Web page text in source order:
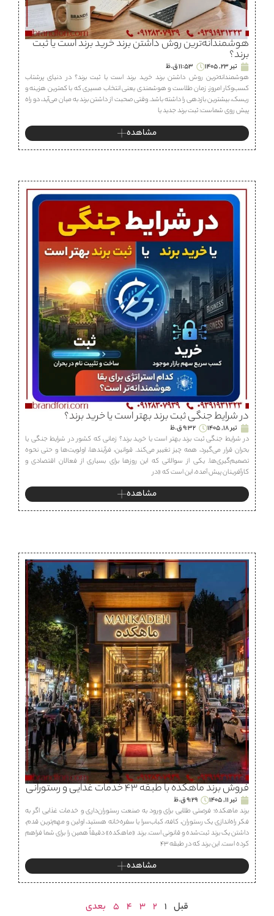
هوشمندانه‌ترین روش داشتن برند خرید برند است یا ثبت
برند؟
تیر 23, 1405
11:53 ق.ظ
هوشمندانه‌ترین روش داشتن برند خرید برند است یا ثبت برند؟ در دنیای پرشتاب
کسب‌وکار امروز، زمان طلاست و هوشمندی یعنی انتخاب مسیری که با کمترین هزینه و
ریسک، بیشترین بازدهی را داشته باشد. وقتی صحبت از داشتن برند به میان می‌آید، دو راه
پیش روی شماست: ثبت برند جدید یا
مشاهده
در شرایط جنگی ثبت برند بهتر است یا خرید برند؟
تیر 18, 1405
9:32 ق.ظ
در شرایط جنگی ثبت برند بهتر است یا خرید برند؟ زمانی که کشور در شرایط جنگی یا
بحران قرار می‌گیرد، همه چیز تغییر می‌کند. قوانین، فرآیندها، اولویت‌ها و حتی نحوه
تصمیم‌گیری‌ها. یکی از سوالاتی که این روزها برای بسیاری از فعالان اقتصادی و
کارآفرینان پیش آمده، این است که «در
مشاهده
فروش برند ماهكده با طبقه ۴۳ خدمات غذایی و رستورانی
تیر 11, 1405
9:29 ق.ظ
برند ماهكده؛ فرصتی طلایی برای ورود به صنعت رستوران‌داری و خدمات غذایی اگر به
فکر راه‌اندازی یک رستوران، كافه، كباب‌سرا یا سفره‌خانه هستید، اولین و مهم‌ترین قدم،
داشتن یک برند ثبت‌شده و قانونی است. برند «ماهكده» دقیقاً همین را برای شما فراهم
کرده است. این برند که در طبقه ۴۳
مشاهده
قبل 1
2
3
4
5 بعدی